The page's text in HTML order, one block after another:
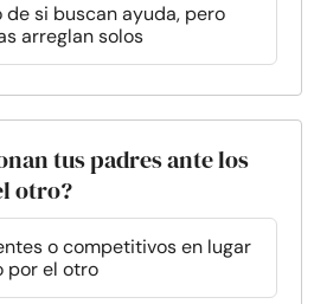
de si buscan ayuda, pero
arreglan solos
tus padres ante los
otro?
o competitivos en lugar
por el otro